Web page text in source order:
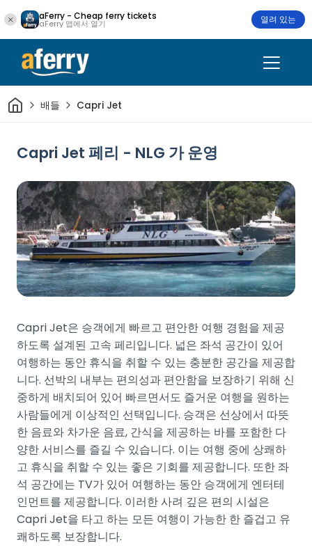
aFerry - Cheap ferry tickets
aFerry 앱에서 열기 열려 있는
집 배들 Capri Jet
Capri Jet 페리 - NLG 가 운영
Capri Jet은 승객에게 빠르고 편안한 여행 경험을 제공
하도록 설계된 고속 페리입니다. 넓은 좌석 공간이 있어
여행하는 동안 휴식을 취할 수 있는 충분한 공간을 제공합
니다. 선박의 내부는 편의성과 편안함을 보장하기 위해 신
중하게 배치되어 있어 빠르면서도 즐거운 여행을 원하는
사람들에게 이상적인 선택입니다. 승객은 선상에서 따뜻
한 음료와 차가운 음료, 간식을 제공하는 바를 포함한 다
양한 서비스를 즐길 수 있습니다. 이는 여행 중에 상쾌하
고 휴식을 취할 수 있는 좋은 기회를 제공합니다. 또한 좌
석 공간에는 TV가 있어 여행하는 동안 승객에게 엔터테
인먼트를 제공합니다. 이러한 사려 깊은 편의 시설은
Capri Jet을 타고 하는 모든 여행이 가능한 한 즐겁고 유
쾌하도록 보장합니다.